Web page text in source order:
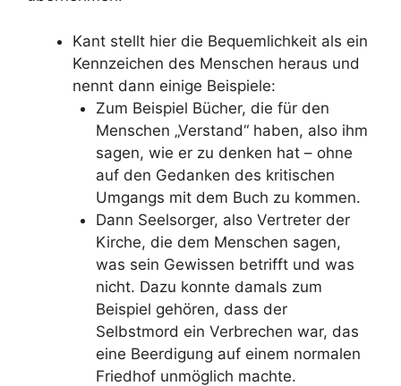
Kant stellt hier die Bequemlichkeit als ein
Kennzeichen des Menschen heraus und
nennt dann einige Beispiele:
Zum Beispiel Bücher, die für den
Menschen „Verstand“ haben, also ihm
sagen, wie er zu denken hat – ohne
auf den Gedanken des kritischen
Umgangs mit dem Buch zu kommen.
Dann Seelsorger, also Vertreter der
Kirche, die dem Menschen sagen,
was sein Gewissen betrifft und was
nicht. Dazu konnte damals zum
Beispiel gehören, dass der
Selbstmord ein Verbrechen war, das
eine Beerdigung auf einem normalen
Friedhof unmöglich machte.